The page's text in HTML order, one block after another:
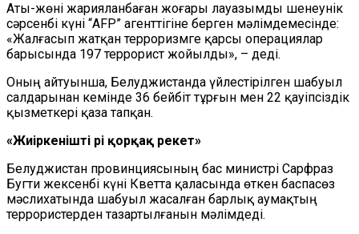
Аты-жөні жарияланбаған жоғары лауазымды шенеунік
сәрсенбі күні “AFP” агенттігіне берген мәлімдемесінде:
«Жалғасып жатқан терроризмге қарсы операциялар
барысында 197 террорист жойылды», – деді.
Оның айтуынша, Белуджистанда үйлестірілген шабуыл
салдарынан кемінде 36 бейбіт тұрғын мен 22 қауіпсіздік
қызметкері қаза тапқан.
«Жиіркенішті әрі қорқақ әрекет»
Белуджистан провинциясының бас министрі Сарфраз
Бугти жексенбі күні Кветта қаласында өткен баспасөз
мәслихатында шабуыл жасалған барлық аумақтың
террористерден тазартылғанын мәлімдеді.